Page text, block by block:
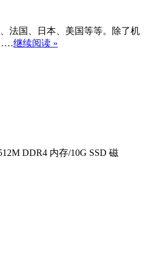
法国、日本、美国等等。除了机
……继续阅读 »
DDR4 内存/10G SSD 磁